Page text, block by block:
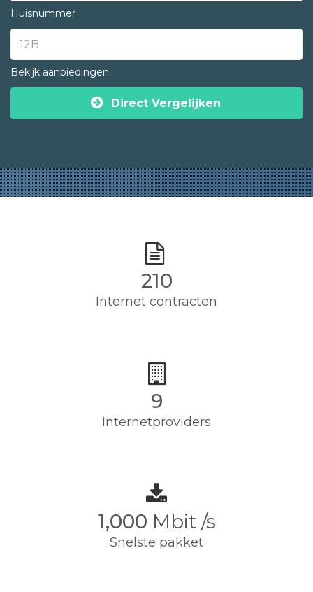
Huisnummer
Bekijk aanbiedingen
Direct Vergelijken
210
Internet contracten
9
Internetproviders
1,000 Mbit /s
Snelste pakket